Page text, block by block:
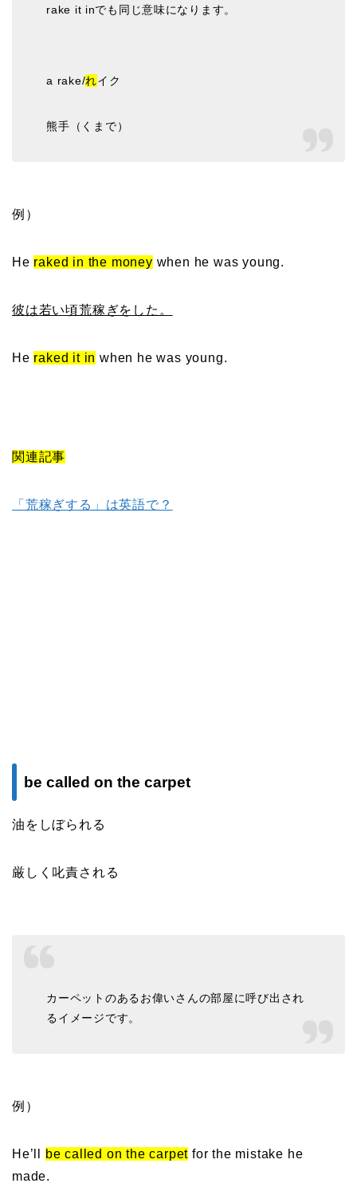
rake it inでも同じ意味になります。
a rake/れイク
熊手（くまで）
例）
He raked in the money when he was young.
彼は若い頃荒稼ぎをした。
He raked it in when he was young.
関連記事
「荒稼ぎする」は英語で？
be called on the carpet
油をしぼられる
厳しく叱責される
カーペットのあるお偉いさんの部屋に呼び出され
るイメージです。
例）
He’ll be called on the carpet for the mistake he
made.